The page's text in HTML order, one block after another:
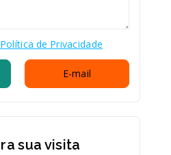
Política de Privacidade
E-mail
sua visita